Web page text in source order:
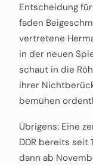
Entscheidung
faden
vertretene
in der neuen
schaut in die
ihrer
bemühen
Übrigens: Eine
DDR bereits seit
dann ab